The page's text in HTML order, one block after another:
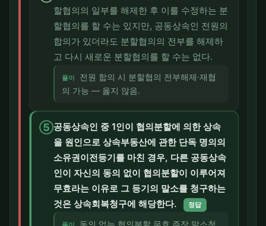
할협의의 일부를 해제한 후 이를 수정하는 분
할협의를 할 수는 있지만, 공동상속인 전원의
합의가 있더라도 분할협의의 전부를 해제하
고 다시 새로운 분할협의를 할 수는 없다.
풀이
전원 합의 시 분할협의 전부해제·재협
의 가능 — 옳지 않음.
⑤공동상속인 중 1인이 협의분할에 의한 상속
을 원인으로 상속부동산에 관한 단독 명의의
소유권이전등기를 마친 경우, 다른 공동상속
인이 자신의 동의 없이 협의분할이 이루어져
무효라는 이유로 그 등기의 말소를 청구하는
것은 상속회복청구에 해당한다.
정답